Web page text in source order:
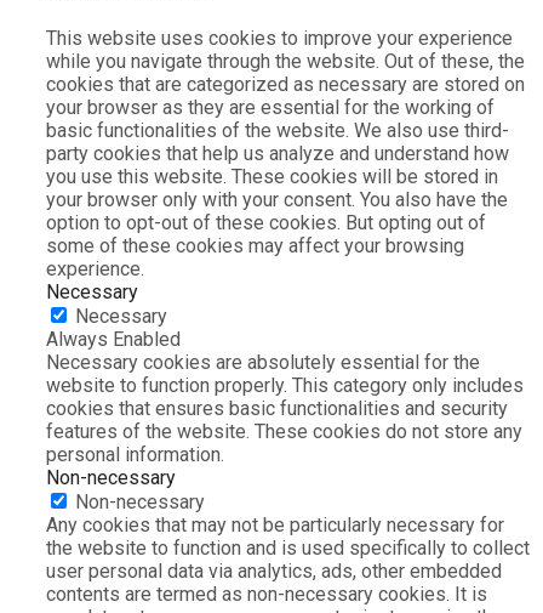
This website uses cookies to improve your experience
while you navigate through the website. Out of these, the
cookies that are categorized as necessary are stored on
your browser as they are essential for the working of
basic functionalities of the website. We also use third-
party cookies that help us analyze and understand how
you use this website. These cookies will be stored in
your browser only with your consent. You also have the
option to opt-out of these cookies. But opting out of
some of these cookies may affect your browsing
experience.
Necessary
Necessary
Always Enabled
Necessary cookies are absolutely essential for the
website to function properly. This category only includes
cookies that ensures basic functionalities and security
features of the website. These cookies do not store any
personal information.
Non-necessary
Non-necessary
Any cookies that may not be particularly necessary for
the website to function and is used specifically to collect
user personal data via analytics, ads, other embedded
contents are termed as non-necessary cookies. It is